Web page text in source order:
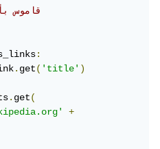
# قاموس
:
.get('title')
.get(
+